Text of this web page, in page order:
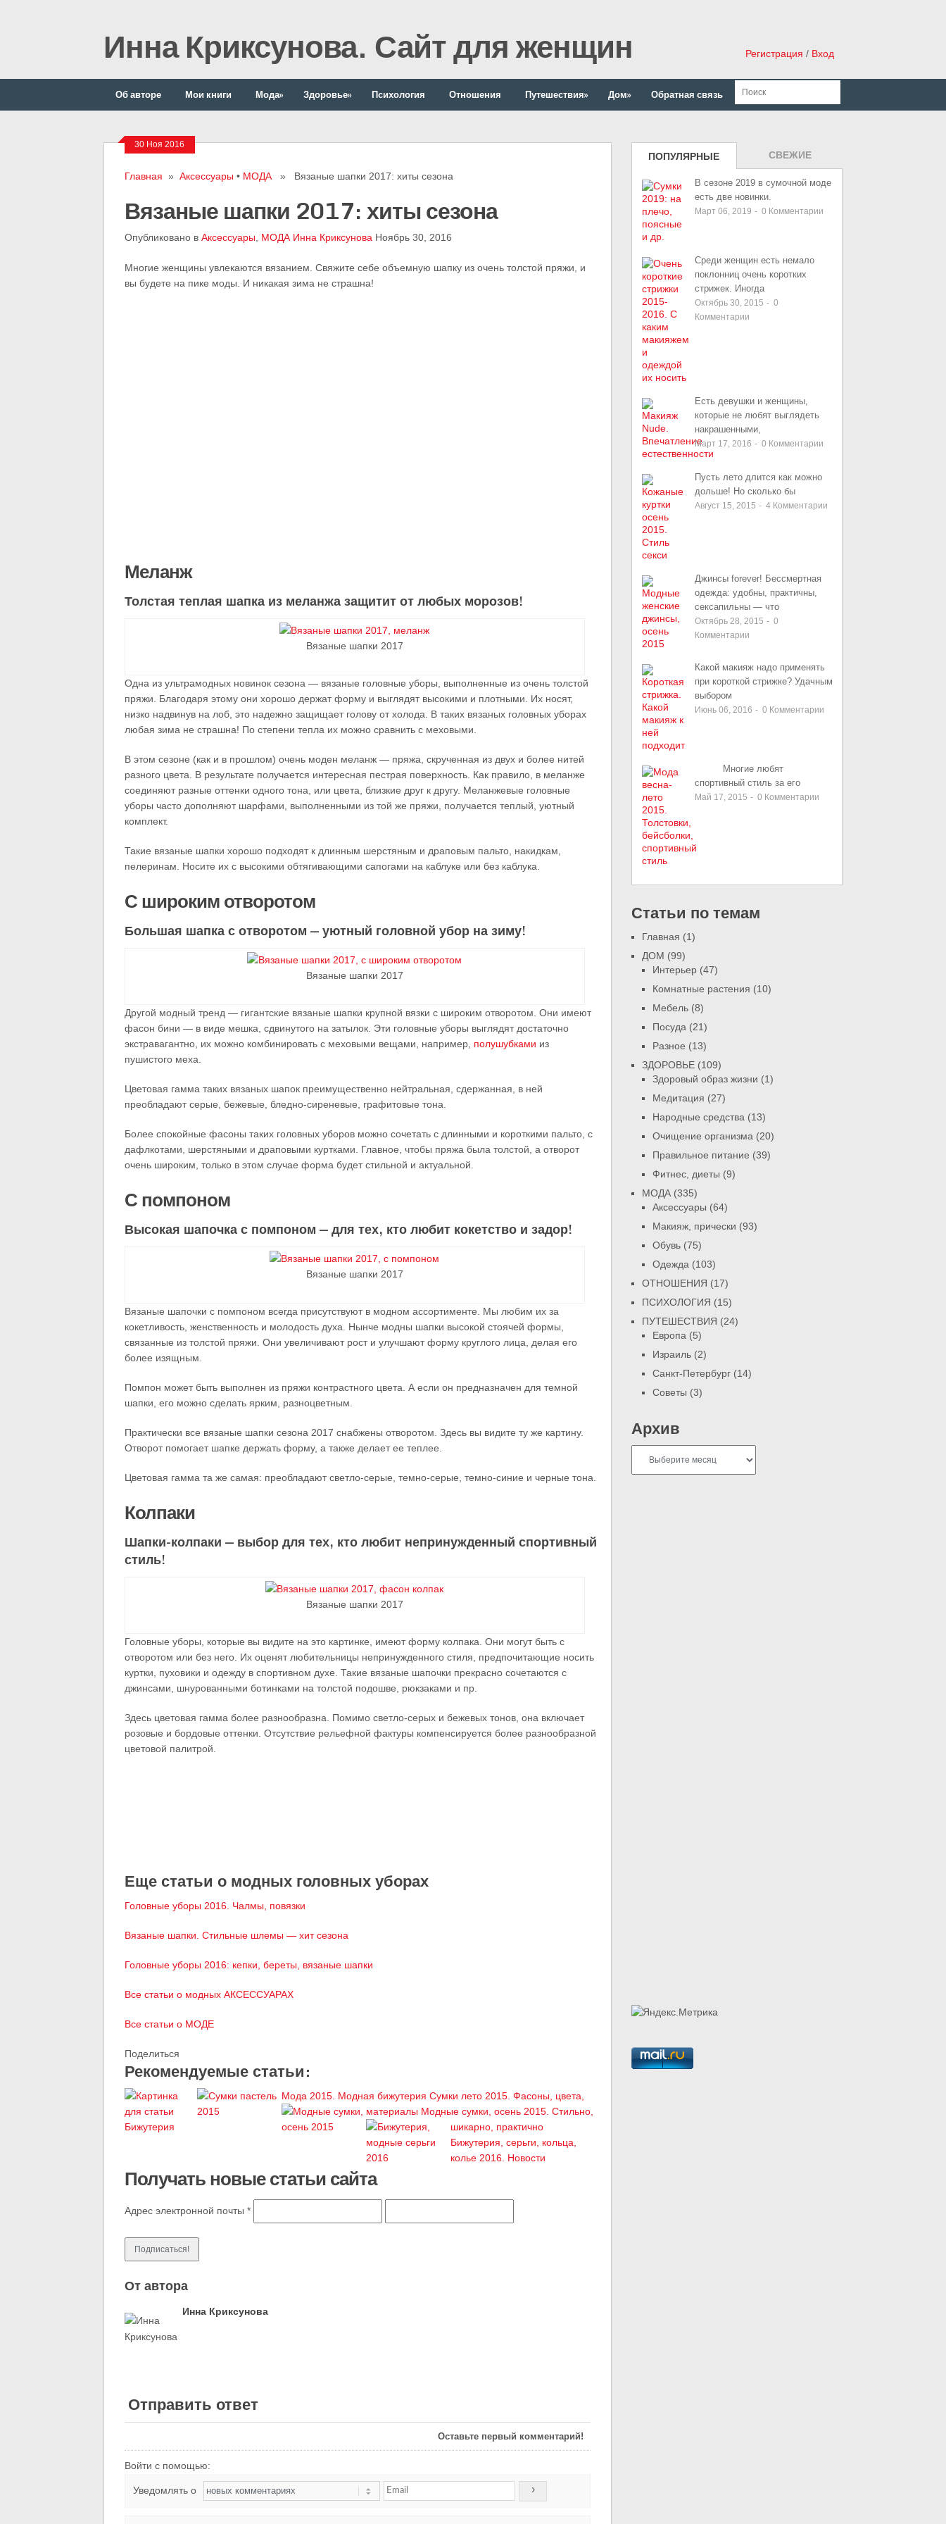
Инна Криксунова. Сайт для женщин Регистрация / Вход
Об авторе Мои книги Мода» Здоровье» Психология Отношения Путешествия» Дом» Обратная связь
30 Ноя 2016
Главная » Аксессуары • МОДА» Вязаные шапки 2017: хиты сезона
Вязаные шапки 2017: хиты сезона
Опубликовано в Аксессуары МОДА Инна Криксунова Ноябрь 30, 2016
Многие женщины увлекаются вязанием. Свяжите себе объемную шапку из очень толстой пряжи, и
вы будете на пике моды. И никакая зима не страшна!
Меланж
Толстая теплая шапка из меланжа защитит от любых морозов!
Вязаные шапки 2017
Одна из ультрамодных новинок сезона — вязаные головные уборы, выполненные из очень толстой
пряжи. Благодаря этому они хорошо держат форму и выглядят высокими и плотными. Их носят,
низко надвинув на лоб, это надежно защищает голову от холода. В таких вязаных головных уборах
любая зима не страшна! По степени тепла их можно сравнить с меховыми.
В этом сезоне (как и в прошлом) очень моден меланж — пряжа, скрученная из двух и более нитей
разного цвета. В результате получается интересная пестрая поверхность. Как правило, в меланже
соединяют разные оттенки одного тона, или цвета, близкие друг к другу. Меланжевые головные
уборы часто дополняют шарфами, выполненными из той же пряжи, получается теплый, уютный
комплект.
Такие вязаные шапки хорошо подходят к длинным шерстяным и драповым пальто, накидкам,
пелеринам. Носите их с высокими обтягивающими сапогами на каблуке или без каблука.
С широким отворотом
Большая шапка с отворотом — уютный головной убор на зиму!
Вязаные шапки 2017
Другой модный тренд — гигантские вязаные шапки крупной вязки с широким отворотом. Они имеют
фасон бини — в виде мешка, сдвинутого на затылок. Эти головные уборы выглядят достаточно
экстравагантно, их можно комбинировать с меховыми вещами, например, полушубками из
пушистого меха.
Цветовая гамма таких вязаных шапок преимущественно нейтральная, сдержанная, в ней
преобладают серые, бежевые, бледно-сиреневые, графитовые тона.
Более спокойные фасоны таких головных уборов можно сочетать с длинными и короткими пальто, с
дафлкотами, шерстяными и драповыми куртками. Главное, чтобы пряжа была толстой, а отворот
очень широким, только в этом случае форма будет стильной и актуальной.
С помпоном
Высокая шапочка с помпоном — для тех, кто любит кокетство и задор!
Вязаные шапки 2017
Вязаные шапочки с помпоном всегда присутствуют в модном ассортименте. Мы любим их за
кокетливость, женственность и молодость духа. Нынче модны шапки высокой стоячей формы,
связанные из толстой пряжи. Они увеличивают рост и улучшают форму круглого лица, делая его
более изящным.
Помпон может быть выполнен из пряжи контрастного цвета. А если он предназначен для темной
шапки, его можно сделать ярким, разноцветным.
Практически все вязаные шапки сезона 2017 снабжены отворотом. Здесь вы видите ту же картину.
Отворот помогает шапке держать форму, а также делает ее теплее.
Цветовая гамма та же самая: преобладают светло-серые, темно-серые, темно-синие и черные тона.
Колпаки
Шапки-колпаки — выбор для тех, кто любит непринужденный спортивный
стиль!
Вязаные шапки 2017
Головные уборы, которые вы видите на это картинке, имеют форму колпака. Они могут быть с
отворотом или без него. Их оценят любительницы непринужденного стиля, предпочитающие носить
куртки, пуховики и одежду в спортивном духе. Такие вязаные шапочки прекрасно сочетаются с
джинсами, шнурованными ботинками на толстой подошве, рюкзаками и пр.
Здесь цветовая гамма более разнообразна. Помимо светло-серых и бежевых тонов, она включает
розовые и бордовые оттенки. Отсутствие рельефной фактуры компенсируется более разнообразной
цветовой палитрой.
Еще статьи о модных головных уборах
Головные уборы 2016. Чалмы, повязки
Вязаные шапки. Стильные шлемы — хит сезона
Головные уборы 2016: кепки, береты, вязаные шапки
Все статьи о модных АКСЕССУАРАХ
Все статьи о МОДЕ
Поделиться
Рекомендуемые статьи:
Мода 2015. Модная бижутерия Сумки лето 2015. Фасоны, цвета,
материалы Модные сумки, осень 2015. Стильно,
шикарно, практично
Бижутерия, серьги, кольца,
колье 2016. Новости
Получать новые статьи сайта
Адрес электронной почты *
От автора
Инна Криксунова
Отправить ответ
Оставьте первый комментарий!
Войти с помощью:
Уведомлять о
ПОПУЛЯРНЫЕ
ЗАПИСИ
СВЕЖИЕ
В сезоне 2019 в сумочной моде
есть две новинки.
Март 06, 2019 - 0 Комментарии
Среди женщин есть немало
поклонниц очень коротких
стрижек. Иногда
Октябрь 30, 2015 - 0
Комментарии
Есть девушки и женщины,
которые не любят выглядеть
накрашенными,
Март 17, 2016 - 0 Комментарии
Пусть лето длится как можно
дольше! Но сколько бы
Август 15, 2015 - 4 Комментарии
Джинсы forever! Бессмертная
одежда: удобны, практичны,
сексапильны — что
Октябрь 28, 2015 - 0
Комментарии
Какой макияж надо применять
при короткой стрижке? Удачным
выбором
Июнь 06, 2016 - 0 Комментарии
Многие любят
спортивный стиль за его
Май 17, 2015 - 0 Комментарии
Статьи по темам
Главная (1)
ДОМ (99)
Интерьер (47)
Комнатные растения (10)
Мебель (8)
Посуда (21)
Разное (13)
ЗДОРОВЬЕ (109)
Здоровый образ жизни (1)
Медитация (27)
Народные средства (13)
Очищение организма (20)
Правильное питание (39)
Фитнес, диеты (9)
МОДА (335)
Аксессуары (64)
Макияж, прически (93)
Обувь (75)
Одежда (103)
ОТНОШЕНИЯ (17)
ПСИХОЛОГИЯ (15)
ПУТЕШЕСТВИЯ (24)
Европа (5)
Израиль (2)
Санкт-Петербург (14)
Советы (3)
Архив